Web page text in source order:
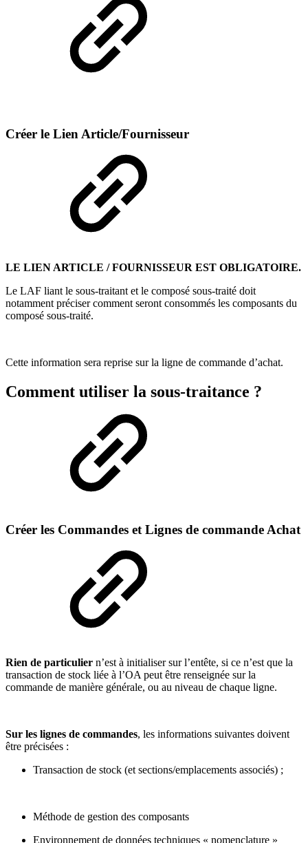
Créer le Lien Article/Fournisseur
LE LIEN ARTICLE / FOURNISSEUR EST OBLIGATOIRE.
Le LAF liant le sous-traitant et le composé sous-traité doit
notamment préciser comment seront consommés les composants du
composé sous-traité.
Cette information sera reprise sur la ligne de commande d’achat.
Comment utiliser la sous-traitance ?
Créer les Commandes et Lignes de commande Achat
Rien de particulier n’est à initialiser sur l’entête, si ce n’est que la
transaction de stock liée à l’OA peut être renseignée sur la
commande de manière générale, ou au niveau de chaque ligne.
Sur les lignes de commandes, les informations suivantes doivent
être précisées :
Transaction de stock (et sections/emplacements associés) ;
Méthode de gestion des composants
Environnement de données techniques « nomenclature »